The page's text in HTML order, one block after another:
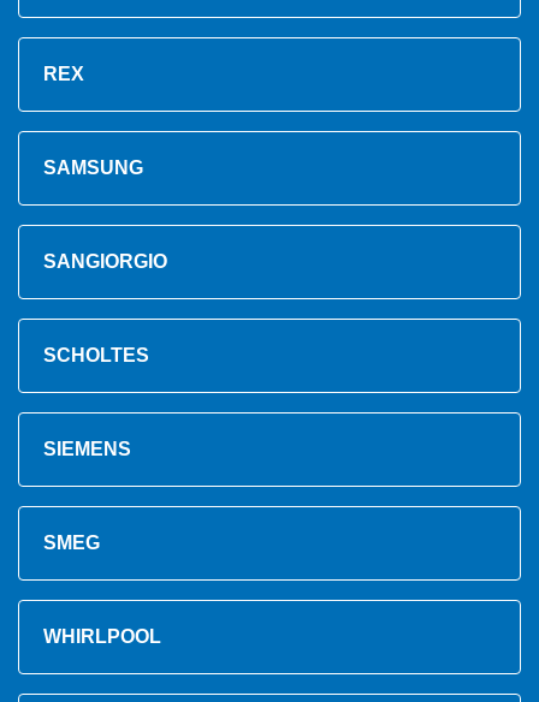
REX
SAMSUNG
SANGIORGIO
SCHOLTES
SIEMENS
SMEG
WHIRLPOOL